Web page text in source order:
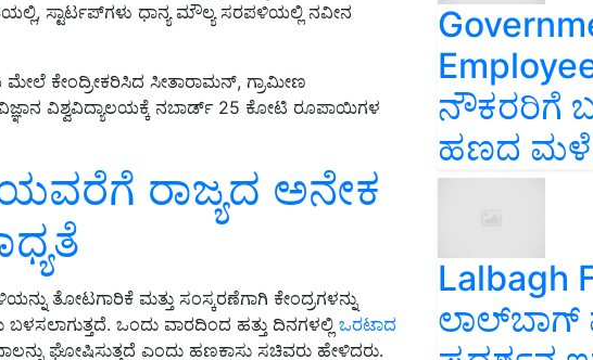
ಸ್ಟಾರ್ಟಪ್‌ಗಳು ಧಾನ್ಯ ಮೌಲ್ಯ ಸರಪಳಿಯಲ್ಲಿ ನವೀನ
ಕೇಂದ್ರೀಕರಿಸಿದ ಸೀತಾರಾಮನ್, ಗ್ರಾಮೀಣ
ವಿಶ್ವವಿದ್ಯಾಲಯಕ್ಕೆ ನಬಾರ್ಡ್ 25 ಕೋಟಿ ರೂಪಾಯಿಗಳ
ರಾಜ್ಯದ ಅನೇಕ
ತೋಟಗಾರಿಕೆ ಮತ್ತು ಸಂಸ್ಕರಣೆಗಾಗಿ ಕೇಂದ್ರಗಳನ್ನು
ಬಳಸಲಾಗುತ್ತದೆ. ಒಂದು ವಾರದಿಂದ ಹತ್ತು ದಿನಗಳಲ್ಲಿ ಒರಟಾದ
ಘೋಷಿಸುತ್ತದೆ ಎಂದು ಹಣಕಾಸು ಸಚಿವರು ಹೇಳಿದರು.
ನೌಕರರಿಗೆ
ಹಣದ
Lalbagh
ಲಾಲ್‌ಬಾಗ್